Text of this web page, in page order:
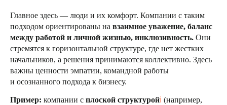
Главное здесь — люди и их комфорт. Компании с таким
подходом ориентированы на взаимное уважение, баланс
между работой и личной жизнью, инклюзивность. Они
стремятся к горизонтальной структуре, где нет жестких
начальников, а решения принимаются коллективно. Здесь
важны ценности эмпатии, командной работы
и осознанного подхода к бизнесу.
Пример: компании с плоской структуройℹ️ (например,